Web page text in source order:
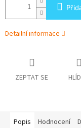
Detailní informace
ZEPTAT SE
Popis Hodnocení